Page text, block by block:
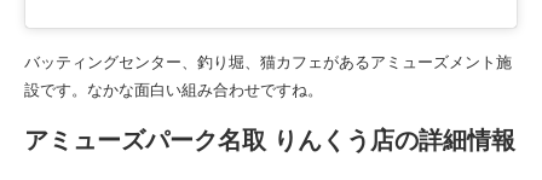
バッティングセンター、釣り堀、猫カフェがあるアミューズメント施
設です。なかな面白い組み合わせですね。
アミューズパーク名取 りんくう店の詳細情報